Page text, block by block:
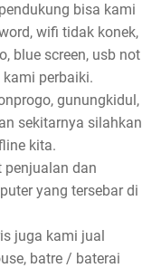
bisa kami
wifi tidak konek,
blue screen, usb not
perbaiki.
gunungkidul,
sekitarnya silahkan
kita.
penjualan dan
yang tersebar di
juga kami jual
batre / baterai